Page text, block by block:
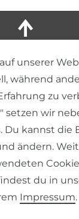
unserer
während
zu
setzen wir
Du kannst die
ändern.
du in
Impressum.